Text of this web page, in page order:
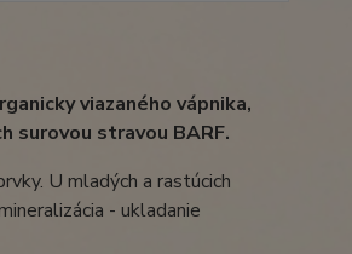
viazaného vápnika,
surovou stravou BARF.
U mladých a rastúcich
- ukladanie